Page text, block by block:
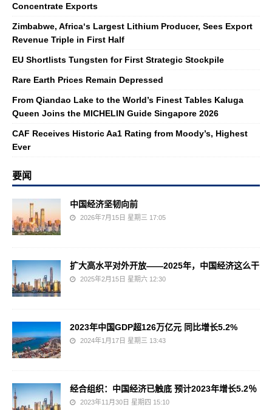
Concentrate Exports
Zimbabwe, Africa‘s Largest Lithium Producer, Sees Export
Revenue Triple in First Half
EU Shortlists Tungsten for First Strategic Stockpile
Rare Earth Prices Remain Depressed
From Qiandao Lake to the World’s Finest Tables Kaluga
Queen Joins the MICHELIN Guide Singapore 2026
CAF Receives Historic Aa1 Rating from Moody’s, Highest
Ever
要闻
中国经济坚韧向前
2026年7月15日 星期三 17:05
扩大高水平对外开放——2025年，中国经济这么干
2025年2月15日 星期六 12:30
2023年中国GDP超126万亿元 同比增长5.2%
2024年1月17日 星期三 13:43
经合组织：中国经济已触底 预计2023年增长5.2％
2023年11月30日 星期四 15:10